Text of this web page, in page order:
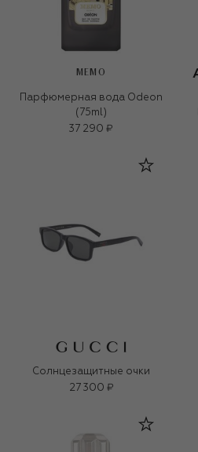
MEMO
Парфюмерная вода Odeon
(75ml)
37 290 ₽
Солнцезащитные очки
27 300 ₽